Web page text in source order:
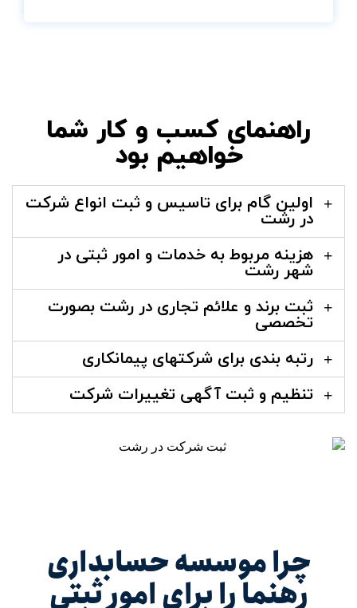
راهنمای کسب و کار شما
خواهیم بود
اولین گام برای تاسیس و ثبت انواع شرکت
در رشت
هزینه مربوط به خدمات و امور ثبتی در
شهر رشت
ثبت برند و علائم تجاری در رشت بصورت
تخصصی
رتبه بندی برای شرکتهای پیمانکاری
تنظیم و ثبت آگهی تغییرات شرکت
چرا موسسه حسابداری
رهنما را برای امور ثبتی